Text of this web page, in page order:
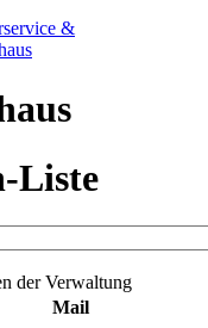
&
Liste
der Verwaltung
Mail